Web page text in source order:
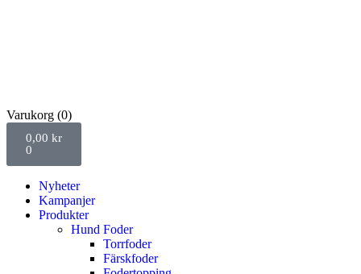
Varukorg (0)
0,00 kr
0
Nyheter
Kampanjer
Produkter
Hund Foder
Torrfoder
Färskfoder